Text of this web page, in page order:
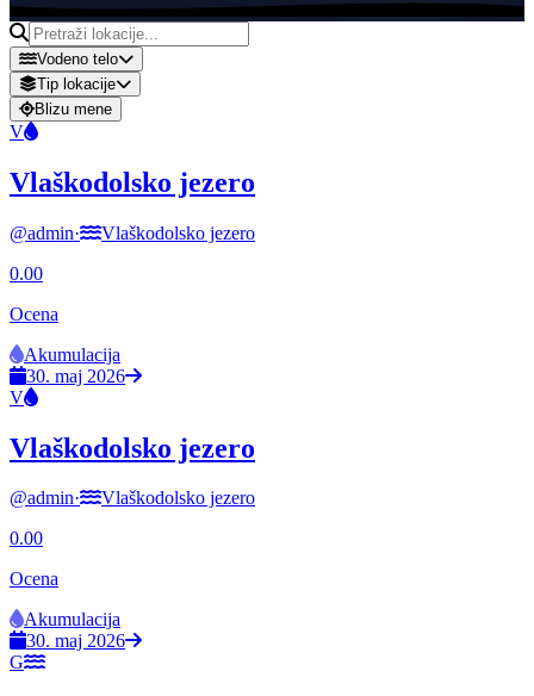
Vodeno telo
Tip lokacije
Blizu mene
V
Vlaškodolsko jezero
@admin·
Vlaškodolsko jezero
0.00
Ocena
Akumulacija
30. maj 2026
V
Vlaškodolsko jezero
@admin·
Vlaškodolsko jezero
0.00
Ocena
Akumulacija
30. maj 2026
G